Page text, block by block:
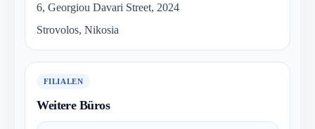
6, Georgiou Davari Street, 2024
Strovolos, Nikosia
FILIALEN
Weitere Büros